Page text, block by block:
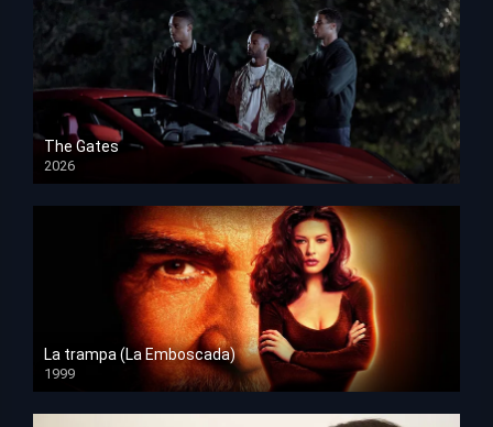
The Gates
2026
HD 1080p
La trampa (La Emboscada)
1999
HD 1080p